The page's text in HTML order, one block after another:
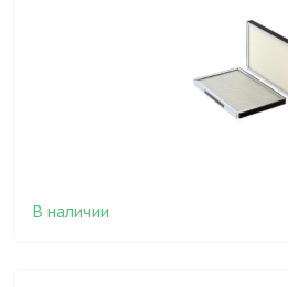
В наличии